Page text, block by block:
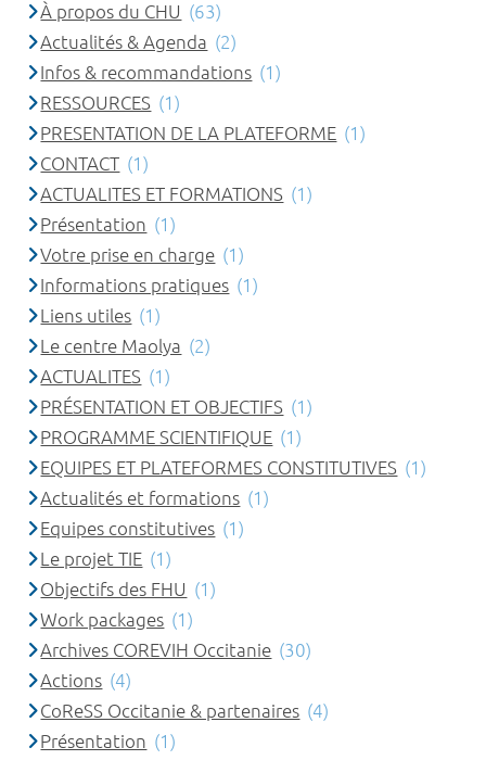
À propos du CHU (63)
Actualités & Agenda (2)
Infos & recommandations (1)
RESSOURCES (1)
PRESENTATION DE LA PLATEFORME (1)
CONTACT (1)
ACTUALITES ET FORMATIONS (1)
Présentation (1)
Votre prise en charge (1)
Informations pratiques (1)
Liens utiles (1)
Le centre Maolya (2)
ACTUALITES (1)
PRÉSENTATION ET OBJECTIFS (1)
PROGRAMME SCIENTIFIQUE (1)
EQUIPES ET PLATEFORMES CONSTITUTIVES (1)
Actualités et formations (1)
Equipes constitutives (1)
Le projet TIE (1)
Objectifs des FHU (1)
Work packages (1)
Archives COREVIH Occitanie (30)
Actions (4)
CoReSS Occitanie & partenaires (4)
Présentation (1)